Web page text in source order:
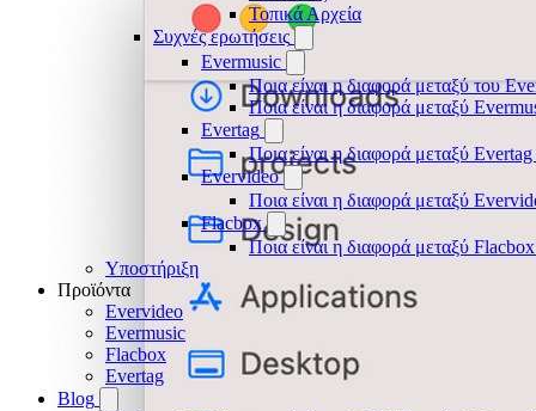
Τοπικά Αρχεία
Συχνές ερωτήσεις
Evermusic
Ποια είναι η διαφορά μεταξύ του
Ποια είναι η διαφορά μεταξύ
Evertag
Ποια είναι η διαφορά μεταξύ
Evervideo
Ποια είναι η διαφορά μεταξύ
Flacbox
Ποια είναι η διαφορά μεταξύ
Υποστήριξη
Προϊόντα
Evervideo
Evermusic
Flacbox
Evertag
Blog